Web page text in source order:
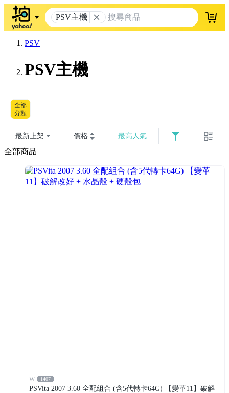
PSV主機 登入
PSV
PSV主機
全部
分類
最新上架 價格 最高人氣
全部商品
W 1407
PSVita 2007 3.60 全配組合 (含5代轉卡64G) 【變革11】破解